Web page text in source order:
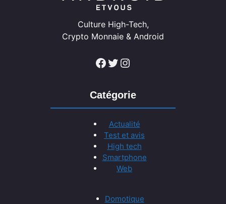
Culture High-Tech,
Crypto Monnaie & Android
Facebook Twitter Instagram
Catégorie
Actualité
Test et avis
High tech
Smartphone
Web
Domotique